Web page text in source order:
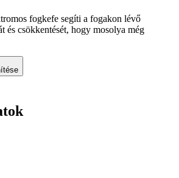
fogkefe segíti a fogakon lévő
és csökkentését, hogy mosolya még